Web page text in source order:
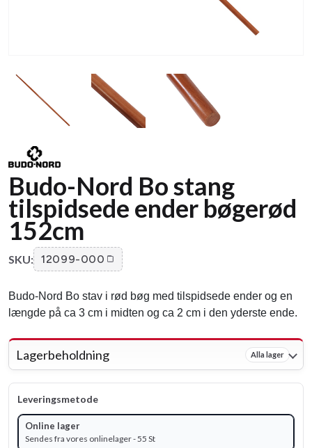
Budo-Nord Bo stang
tilspidsede ender bøgerød
152cm
SKU: 12099-000
Budo-Nord Bo stav i rød bøg med tilspidsede ender og en
længde på ca 3 cm i midten og ca 2 cm i den yderste ende.
Lagerbeholdning Alla lager
Leveringsmetode
Online lager
Sendes fra vores onlinelager - 55 St